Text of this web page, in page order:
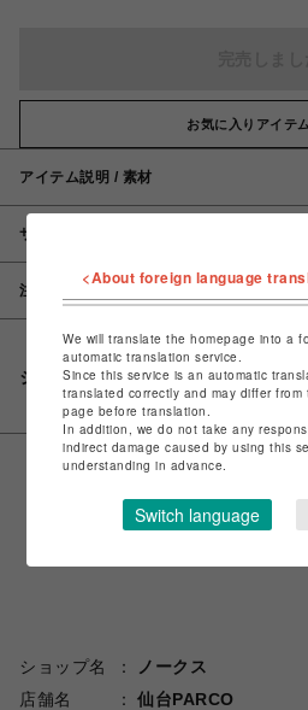
お気に入りアイテ
アイテム説明 / 素材
サイズ
注意事項
シェアする
ショップ名
ノークス
店舗名
仙台PARCO
<About foreign language
We will translate the homepage into a
automatic translation service.
Since this service is an automatic
translated correctly and may differ
page before translation.
In addition, we do not take any
indirect damage caused by using this
understanding in advance.
Switch language